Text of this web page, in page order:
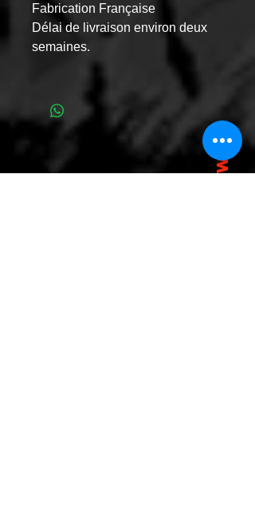
Fabrication Française
Délai de livraison environ deux
semaines.